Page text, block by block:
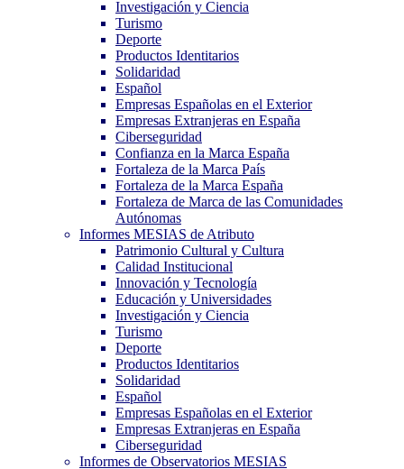
Investigación y Ciencia
Turismo
Deporte
Productos Identitarios
Solidaridad
Español
Empresas Españolas en el Exterior
Empresas Extranjeras en España
Ciberseguridad
Confianza en la Marca España
Fortaleza de la Marca País
Fortaleza de la Marca España
Fortaleza de Marca de las Comunidades
Autónomas
Informes MESIAS de Atributo
Patrimonio Cultural y Cultura
Calidad Institucional
Innovación y Tecnología
Educación y Universidades
Investigación y Ciencia
Turismo
Deporte
Productos Identitarios
Solidaridad
Español
Empresas Españolas en el Exterior
Empresas Extranjeras en España
Ciberseguridad
Informes de Observatorios MESIAS